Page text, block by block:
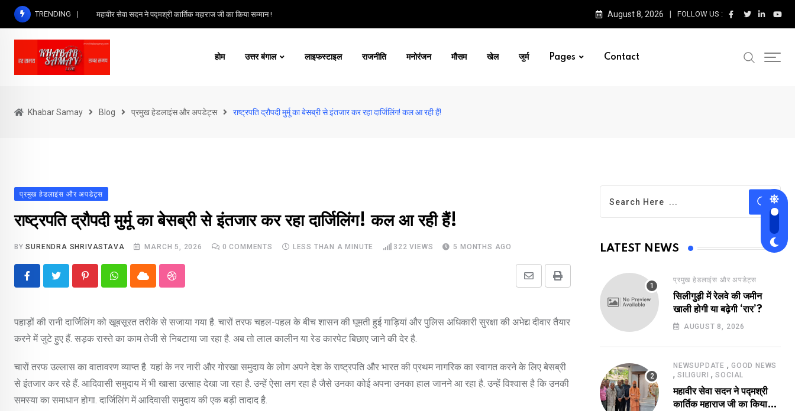
Skip
content
TRENDING महावीर सेवा सदन ने पद्मश्री कार्तिक महाराज जी का किया सम्मान ! August 8, 2026 FOLLOW US :
होम उत्तर बंगाल लाइफस्टाइल राजनीति मनोरंजन मौसम खेल जुर्म Pages Contact
Khabar Samay Blog प्रमुख हेडलाइंस और अपडेट्स राष्ट्रपति द्रौपदी मुर्मू का बेसब्री से इंतजार कर रहा दार्जिलिंग! कल आ रही हैं!
प्रमुख हेडलाइंस और अपडेट्स
राष्ट्रपति द्रौपदी मुर्मू का बेसब्री से इंतजार कर रहा दार्जिलिंग! कल आ रही हैं!
BYSURENDRA SHRIVASTAVA MARCH 5, 2026 0 COMMENTS LESS THAN A MINUTE 322 VIEWS 5 MONTHS AGO
PinterestWhatsappCloud StumbleUpon Print
Share
Email
पहाड़ों की रानी दार्जिलिंग को खूबसूरत तरीके से सजाया गया है. चारों तरफ चहल-पहल के बीच शासन की घूमती हुई गाड़ियां और पुलिस अधिकारी सुरक्षा की अभेद्य दीवार तैयार
करने में जुटे हुए हैं. सड़क रास्ते का काम तेजी से निबटाया जा रहा है. अब तो लाल कालीन या रेड कारपेट बिछाए जाने की देर है.
चारों तरफ उल्लास का वातावरण व्याप्त है. यहां के नर नारी और गोरखा समुदाय के लोग अपने देश के राष्ट्रपति और भारत की प्रथम नागरिक का स्वागत करने के लिए बेसब्री
से इंतजार कर रहे हैं. आदिवासी समुदाय में भी खासा उत्साह देखा जा रहा है. उन्हें ऐसा लग रहा है जैसे उनका कोई अपना उनका हाल जानने आ रहा है. उन्हें विश्वास है कि उनकी
समस्या का समाधान होगा. दार्जिलिंग में आदिवासी समुदाय की एक बड़ी तादाद है.
LATEST NEWS
प्रमुख हेडलाइंस और अपडेट्स
सिलीगुड़ी में रेलवे की जमीन
खाली होगी या बढ़ेगी ‘रार’?
AUGUST 8, 2026
NEWSUPDATE , GOOD NEWS
, SILIGURI ,SOCIAL
महावीर सेवा सदन ने पद्मश्री
कार्तिक महाराज जी का किया